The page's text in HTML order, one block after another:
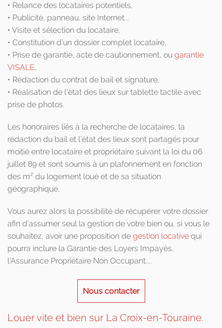
• Relance des locataires potentiels,
• Publicité, panneau, site Internet...
• Visite et sélection du locataire,
• Constitution d’un dossier complet locataire,
• Prise de garantie, acte de cautionnement, ou garantie
VISALE,
• Rédaction du contrat de bail et signature,
• Réalisation de l’état des lieux sur tablette tactile avec
prise de photos.
Les honoraires liés à la recherche de locataires, la
rédaction du bail et l’état des lieux sont partagés pour
moitié entre locataire et propriétaire suivant la loi du 06
juillet 89 et sont soumis à un plafonnement en fonction
des m² du logement loué et de sa situation
géographique.
Vous aurez alors la possibilité de récupérer votre dossier
afin d’assumer seul la gestion de votre bien ou, si vous le
souhaitez, avoir une proposition de gestion locative qui
pourra inclure la Garantie des Loyers Impayés,
l'Assurance Propriétaire Non Occupant....
Nous contacter
Louer vite et bien sur La Croix-en-Touraine.